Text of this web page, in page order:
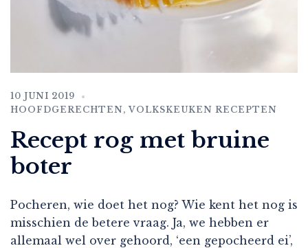
10 JUNI 2019
HOOFDGERECHTEN,VOLKSKEUKEN RECEPTEN
Recept rog met bruine
boter
Pocheren, wie doet het nog? Wie kent het nog is
misschien de betere vraag. Ja, we hebben er
allemaal wel over gehoord, ‘een gepocheerd ei’,